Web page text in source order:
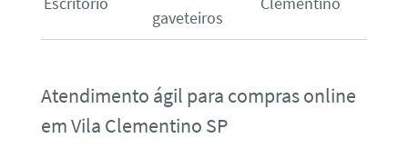
Escritório
gaveteiros
Clementino
Atendimento ágil para compras online
em Vila Clementino SP